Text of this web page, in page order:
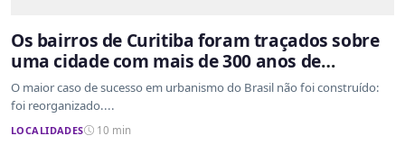
Os bairros de Curitiba foram traçados sobre
uma cidade com mais de 300 anos de
ocupação desordenada
O maior caso de sucesso em urbanismo do Brasil não foi construído:
foi reorganizado....
LOCALIDADES 10 min